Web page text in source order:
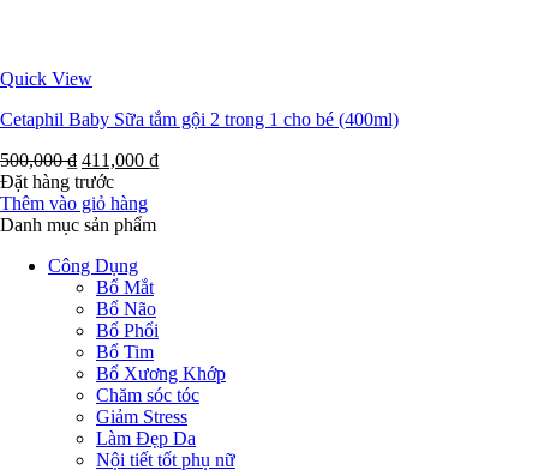
Quick View
Cetaphil Baby Sữa tắm gội 2 trong 1 cho bé (400ml)
500,000₫ 411,000 ₫
Đặt hàng trước
Thêm vào giỏ hàng
Danh mục sản phẩm
Công Dụng
Bổ Mắt
Bổ Não
Bổ Phổi
Bổ Tim
Bổ Xương Khớp
Chăm sóc tóc
Giảm Stress
Làm Đẹp Da
Nội tiết tốt phụ nữ